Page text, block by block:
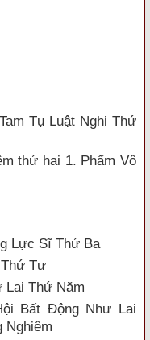
Tụ Luật Nghi Thứ
thứ hai 1. Phẩm Vô
Lực Sĩ Thứ Ba
Tư
Lai Thứ Năm
Bất Động Như Lai
Nghiêm